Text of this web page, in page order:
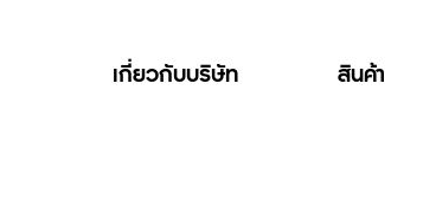
เกี่ยวกับบริษัท สินค้า